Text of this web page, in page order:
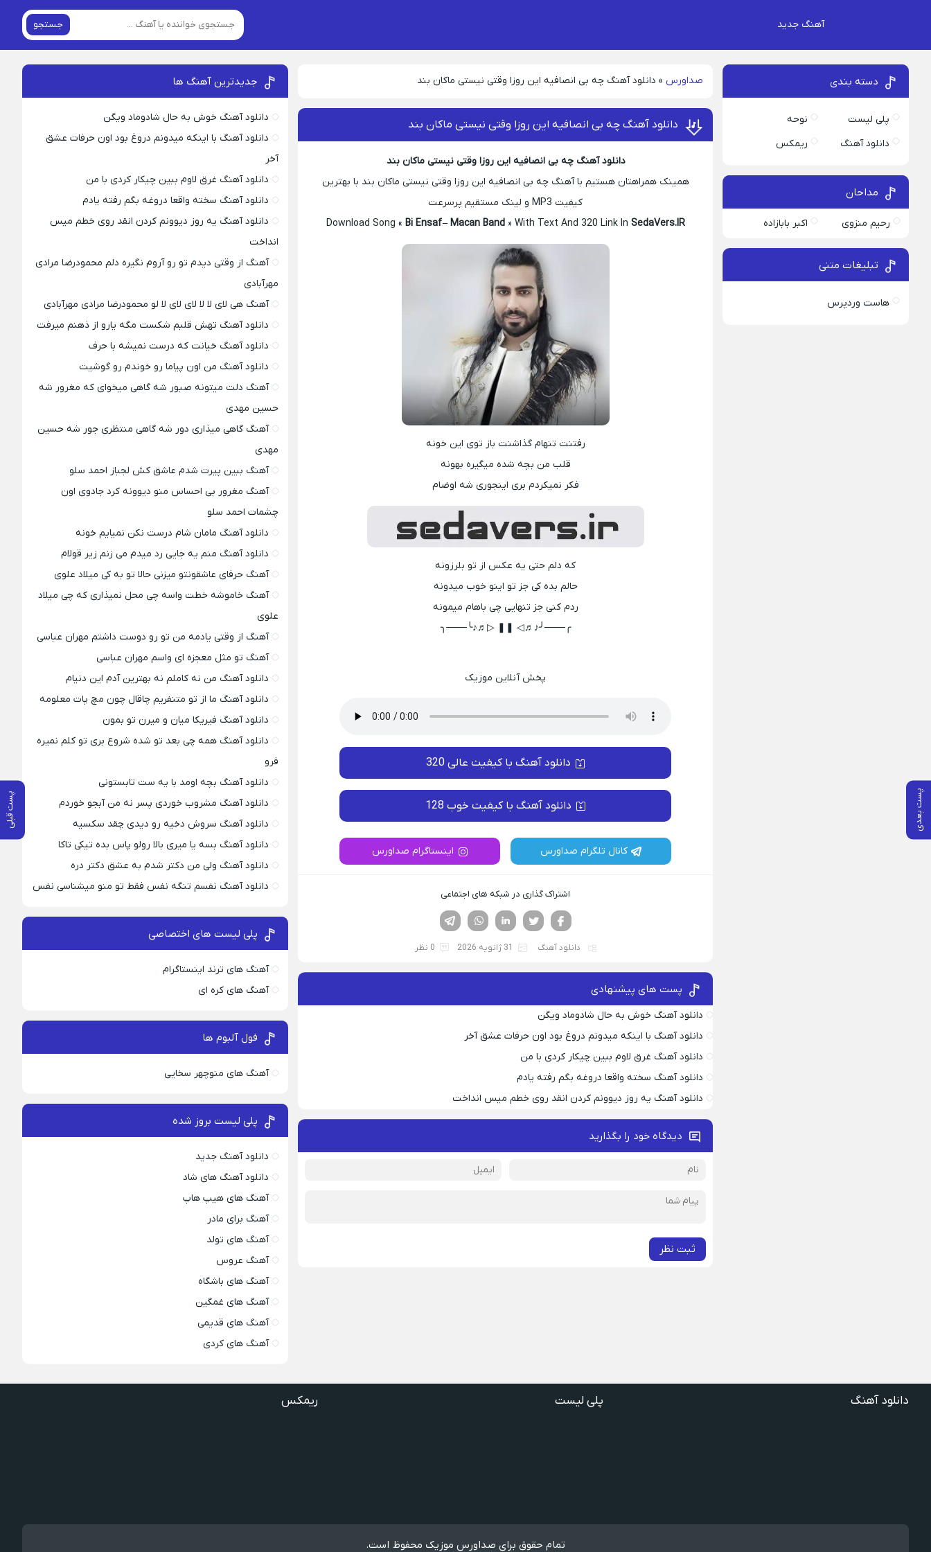
آهنگ جدید جستجو
صداورس » دانلود آهنگ چه بی انصافیه این روزا وقتی نیستی ماکان بند
پست بعدی پست قبلی
دانلود آهنگ چه بی انصافیه این روزا وقتی نیستی ماکان بند
دانلود آهنگ چه بی انصافیه این روزا وقتی نیستی ماکان بند
همینک همراهتان هستیم با آهنگ چه بی انصافیه این روزا وقتی نیستی ماکان بند با بهترین
کیفیت MP3 و لینک مستقیم پرسرعت
Download Song « Bi Ensaf – Macan Band» With Text And 320 Link In SedaVers.IR
رفتنت تنهام گذاشنت باز توی این خونه
قلب من بچه شده میگیره بهونه
فکر نمیکردم بری اینجوری شه اوضام
که دلم حتی یه عکس از تو بلرزونه
حالم بده کی جز تو اینو خوب میدونه
ردم کنی جز تنهایی چی باهام میمونه
╭───╯♪♬◁ ❚❚ ▷♬♪╰───╮
پخش آنلاین موزیک
دانلود آهنگ با کیفیت عالی 320
دانلود آهنگ با کیفیت خوب 128
کانال تلگرام صداورس اینستاگرام صداورس
اشتراک گذاری در شبکه های اجتماعی
لینکدین تویتر
فیسوک
دانلود آهنگ 31 ژانویه 2026 0 نظر
پست های پیشنهادی
دانلود آهنگ خوش به حال شادوماد ویگن
دانلود آهنگ با اینکه میدونم دروغ بود اون حرفات عشق آخر
دانلود آهنگ غرق لاوم ببین چیکار کردی با من
دانلود آهنگ سخته واقعا دروغه بگم رفته یادم
دانلود آهنگ یه روز دیوونم کردن انقد روی خطم میس انداخت
دیدگاه خود را بگذارید
ثبت نظر
دسته بندی
پلی لیست
نوحه
دانلود آهنگ
ریمکس
مداحان
رحیم منزوی اکبر بابازاده
تبلیغات متنی
هاست وردپرس
جدیدترین آهنگ ها
دانلود آهنگ خوش به حال شادوماد ویگن
دانلود آهنگ با اینکه میدونم دروغ بود اون حرفات عشق
آخر
دانلود آهنگ غرق لاوم ببین چیکار کردی با من
دانلود آهنگ سخته واقعا دروغه بگم رفته یادم
دانلود آهنگ یه روز دیوونم کردن انقد روی خطم میس
انداخت
آهنگ از وقتی دیدم تو رو آروم نگیره دلم محمودرضا مرادی
مهرآبادی
آهنگ هی لای لا لا لای لای لا لو محمودرضا مرادی مهرآبادی
دانلود آهنگ تهش قلبم شکست مگه یارو از ذهنم میرفت
دانلود آهنگ خیانت که درست نمیشه با حرف
دانلود آهنگ من اون پیاما رو خوندم رو گوشیت
آهنگ دلت میتونه صبور شه گاهی میخوای که مغرور شه
حسین مهدی
آهنگ گاهی میذاری دور شه گاهی منتظری جور شه حسین
مهدی
آهنگ ببین پیرت شدم عاشق کش لجباز احمد سلو
آهنگ مغرور بی احساس منو دیوونه کرد جادوی اون
چشمات احمد سلو
دانلود آهنگ مامان شام درست نکن نمیایم خونه
دانلود آهنگ منم یه جایی رد میدم می زنم زیر قولام
آهنگ حرفای عاشقونتو میزنی حالا تو به کی میلاد علوی
آهنگ خاموشه خطت واسه چی محل نمیذاری که چی میلاد
علوی
آهنگ از وقتی یادمه من تو رو دوست داشتم مهران عباسی
آهنگ تو مثل معجزه ای واسم مهران عباسی
دانلود آهنگ من نه کاملم نه بهترین آدم این دنیام
دانلود آهنگ ما از تو متنفریم چاقال چون مچ پات معلومه
دانلود آهنگ فیریکا میان و میرن تو بمون
دانلود آهنگ همه چی بعد تو شده شروع بری تو کلم نمیره
فرو
دانلود آهنگ بچه اومد با یه ست تابستونی
دانلود آهنگ مشروب خوردی پسر نه من آبجو خوردم
دانلود آهنگ سروش دخیه رو دیدی چقد سکسیه
دانلود آهنگ بسه یا میری بالا رولو پاس بده تیکی تاکا
دانلود آهنگ ولی من دکتر شدم به عشق دکتر دره
دانلود آهنگ نفسم تنگه نفس فقط تو منو میشناسی نفس
پلی لیست های اختصاصی
آهنگ های ترند اینستاگرام
آهنگ های کره ای
فول آلبوم ها
آهنگ های منوچهر سخایی
پلی لیست بروز شده
دانلود آهنگ جدید
دانلود آهنگ های شاد
آهنگ های هیپ هاپ
آهنگ برای مادر
آهنگ های تولد
آهنگ عروس
آهنگ های باشگاه
آهنگ های غمگین
آهنگ های قدیمی
آهنگ های کردی
دانلود آهنگ پلی لیست ریمکس
تمام حقوق برای صداورس موزیک محفوظ است.